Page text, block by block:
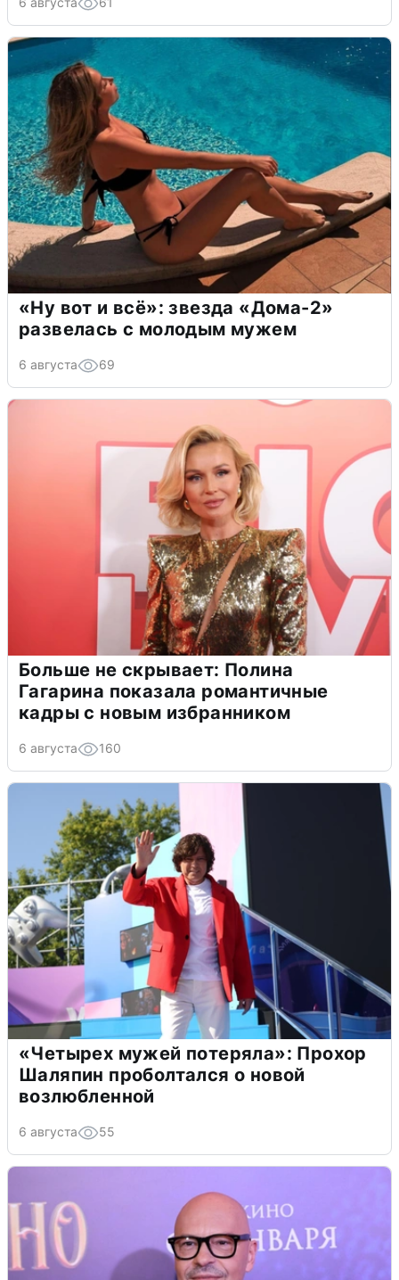
«Ну вот и всё»: звезда «Дома-2»
развелась с молодым мужем
6 августа 69
Больше не скрывает: Полина
Гагарина показала романтичные
кадры с новым избранником
6 августа 160
«Четырех мужей потеряла»: Прохор
Шаляпин проболтался о новой
возлюбленной
6 августа 55